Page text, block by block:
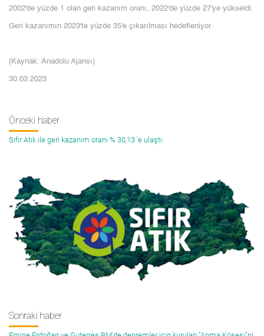
2002'de yüzde 1 olan geri kazanım oranı, 2022'de yüzde 27'ye yükseldi.
Geri kazanımın 2023'te yüzde 35'e çıkarılması hedefleniyor.
(Kaynak: Anadolu Ajansı)
30.03.2023
Önceki haber
Sıfır Atık ile geri kazanım oranı % 30,13 'e ulaştı.
Sonraki haber